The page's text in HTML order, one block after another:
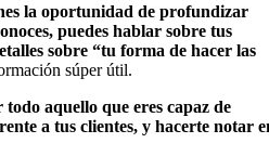
la oportunidad de profundizar
puedes hablar sobre tus
sobre “tu forma de hacer las
súper útil.
aquello que eres capaz de
a tus clientes, y hacerte notar